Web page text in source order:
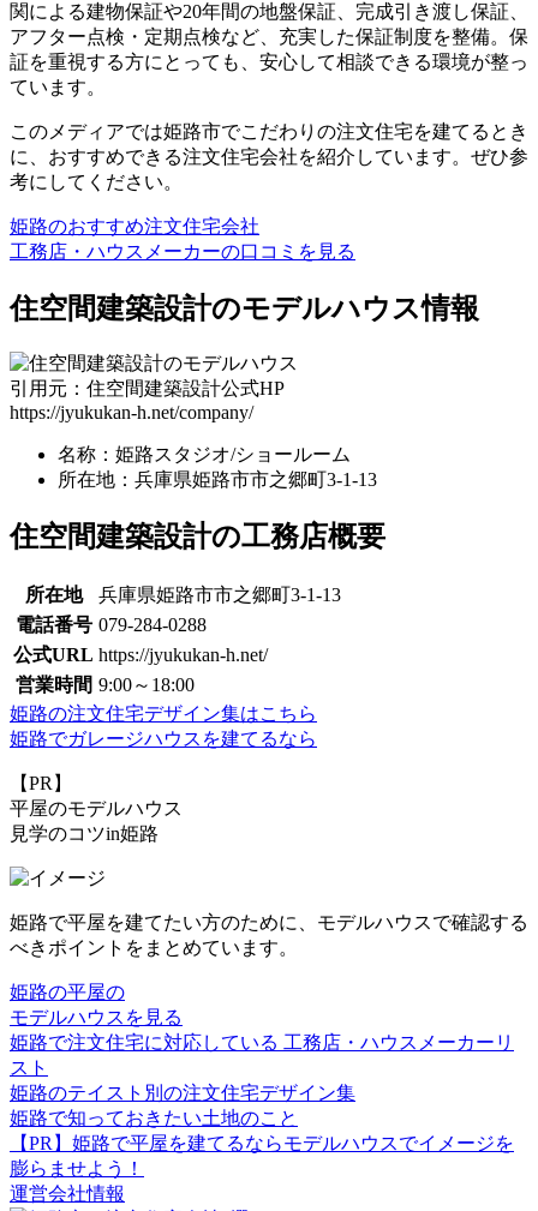
関による建物保証や20年間の地盤保証、完成引き渡し保証、
アフター点検・定期点検など、充実した保証制度を整備。保
証を重視する方にとっても、安心して相談できる環境が整っ
ています。
このメディアでは姫路市でこだわりの注文住宅を建てるとき
に、おすすめできる注文住宅会社を紹介しています。ぜひ参
考にしてください。
姫路のおすすめ注文住宅会社
工務店・ハウスメーカーの口コミを見る
住空間建築設計のモデルハウス情報
引用元：住空間建築設計公式HP
https://jyukukan-h.net/company/
名称：姫路スタジオ/ショールーム
所在地：兵庫県姫路市市之郷町3-1-13
住空間建築設計の工務店概要
所在地
兵庫県姫路市市之郷町3-1-13
電話番号 079-284-0288
公式URL https://jyukukan-h.net/
営業時間 9:00～18:00
姫路の注文住宅デザイン集はこちら
姫路でガレージハウスを建てるなら
【PR】
平屋のモデルハウス
見学のコツin姫路
姫路で平屋を建てたい方のために、モデルハウスで確認する
べきポイントをまとめています。
姫路の平屋の
モデルハウスを見る
姫路で注文住宅に対応している 工務店・ハウスメーカーリ
スト
姫路のテイスト別の注文住宅デザイン集
姫路で知っておきたい土地のこと
【PR】姫路で平屋を建てるならモデルハウスでイメージを
膨らませよう！
運営会社情報